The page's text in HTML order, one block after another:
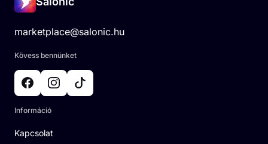
marketplace@salonic.hu
Kövess bennünket
Információ
Kapcsolat